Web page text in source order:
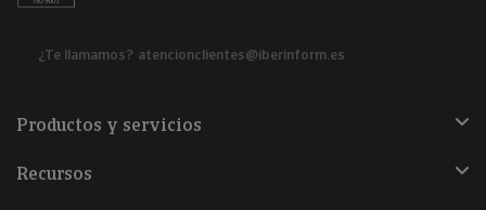
¿Te llamamos? atencionclientes@iberinform.es
Productos y servicios
Recursos